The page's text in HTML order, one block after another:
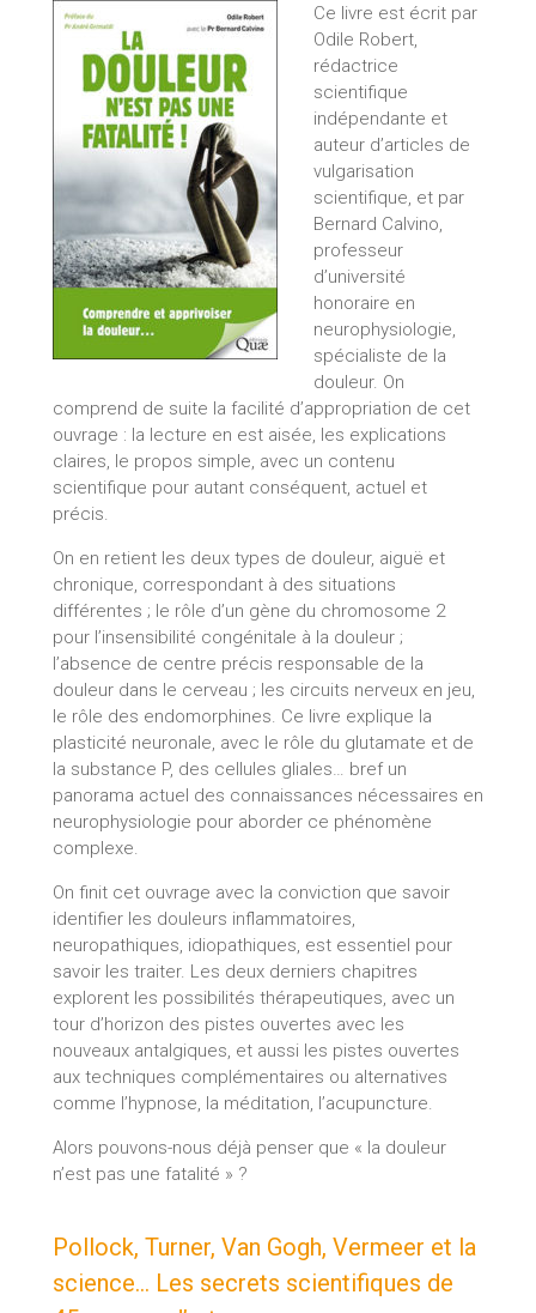
Ce livre est écrit par
Odile Robert,
rédactrice
scientifique
indépendante et
auteur d’articles de
vulgarisation
scientifique, et par
Bernard Calvino,
professeur
d’université
honoraire en
neurophysiologie,
spécialiste de la
douleur. On
comprend de suite la facilité d’appropriation de cet
ouvrage : la lecture en est aisée, les explications
claires, le propos simple, avec un contenu
scientifique pour autant conséquent, actuel et
précis.
On en retient les deux types de douleur, aiguë et
chronique, correspondant à des situations
différentes ; le rôle d’un gène du chromosome 2
pour l’insensibilité congénitale à la douleur ;
l’absence de centre précis responsable de la
douleur dans le cerveau ; les circuits nerveux en jeu,
le rôle des endomorphines. Ce livre explique la
plasticité neuronale, avec le rôle du glutamate et de
la substance P, des cellules gliales… bref un
panorama actuel des connaissances nécessaires en
neurophysiologie pour aborder ce phénomène
complexe.
On finit cet ouvrage avec la conviction que savoir
identifier les douleurs inflammatoires,
neuropathiques, idiopathiques, est essentiel pour
savoir les traiter. Les deux derniers chapitres
explorent les possibilités thérapeutiques, avec un
tour d’horizon des pistes ouvertes avec les
nouveaux antalgiques, et aussi les pistes ouvertes
aux techniques complémentaires ou alternatives
comme l’hypnose, la méditation, l’acupuncture.
Alors pouvons-nous déjà penser que « la douleur
n’est pas une fatalité » ?
Pollock, Turner, Van Gogh, Vermeer et la
science… Les secrets scientifiques de